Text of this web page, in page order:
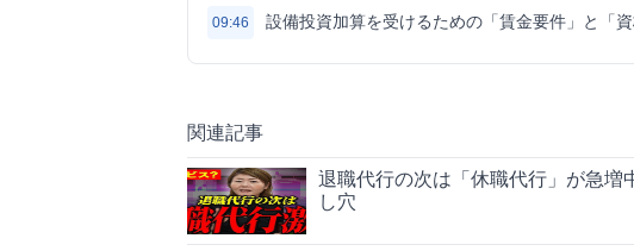
09:46 設備投資加算を受けるための「賃金要件」と「資
関連記事
退職代行の次は「休職代行」が急増
し穴